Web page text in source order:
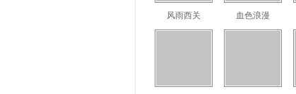
风雨西关 血色浪漫